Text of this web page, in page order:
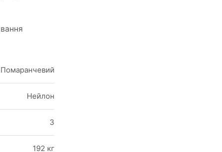
Помаранчевий
Нейлон
3
192 кг